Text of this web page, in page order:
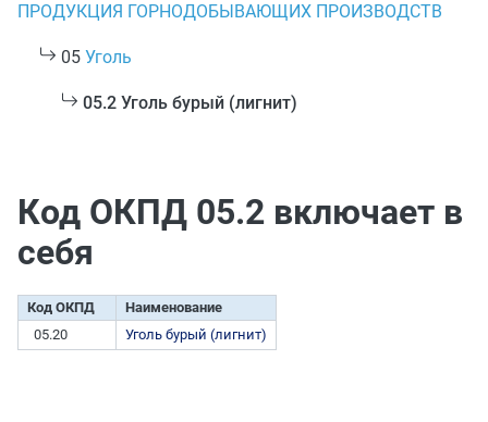
ПРОДУКЦИЯ ГОРНОДОБЫВАЮЩИХ ПРОИЗВОДСТВ
05 Уголь
05.2 Уголь бурый (лигнит)
Код ОКПД 05.2 включает в
себя
Код ОКПД
Наименование
05.20
Уголь бурый (лигнит)